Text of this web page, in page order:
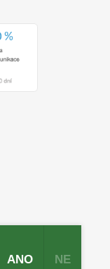
ANO NE